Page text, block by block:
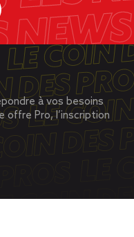
à vos besoins
Pro, l’inscription